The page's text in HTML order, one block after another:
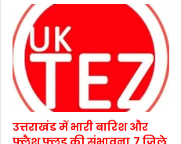
उत्तराखंड में भारी बारिश और